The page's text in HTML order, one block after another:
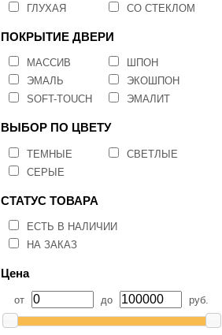
ГЛУХАЯ СО СТЕКЛОМ
ПОКРЫТИЕ ДВЕРИ
МАССИВ
ШПОН
ЭМАЛЬ
ЭКОШПОН
SOFT-TOUCH
ЭМАЛИТ
ВЫБОР ПО ЦВЕТУ
ТЕМНЫЕ
СВЕТЛЫЕ
СЕРЫЕ
СТАТУС ТОВАРА
ЕСТЬ В НАЛИЧИИ
НА ЗАКАЗ
Цена
от до руб.